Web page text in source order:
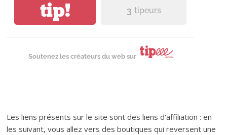
tip! 3 tipeurs
Soutenez les créateurs du web sur
Les liens présents sur le site sont des liens d'affiliation : en
les suivant, vous allez vers des boutiques qui reversent une